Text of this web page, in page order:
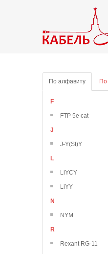
По алфавиту По
F
FTP 5e cat
J
J-Y(St)Y
L
LiYCY
LiYY
N
NYM
R
Rexant RG-11